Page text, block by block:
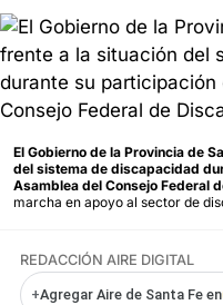
El Gobierno de la Provincia de
del sistema de discapacidad
Asamblea del Consejo Federal
marcha en apoyo al sector de
REDACCIÓN AIRE DIGITAL
+Agregar Aire de Santa Fe en